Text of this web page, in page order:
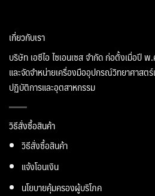
เกี่ยวกับเรา
บริษัท เอซีไอ ไซเอนเซส จำกัด ก่อตั้งเมื่อปี
และจัดจำหน่ายเครื่องมืออุปกรณ์วิทยาศาสต
ปฏิบัติการและอุตสาหกรรม
วิธีสั่งซื้อสินค้า
วิธีสั่งซื้อสินค้า
แจ้งโอนเงิน
นโยบายคุ้มครองผู้บริโภค